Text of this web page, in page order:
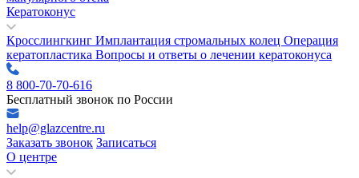
Кератоконус
Кросслингкинг Имплантация стромальных колец Операция
кератопластика Вопросы и ответы о лечении кератоконуса
8 800-70-70-616
Бесплатный звонок по России
help@glazcentre.ru
Заказать звонок Записаться
О центре